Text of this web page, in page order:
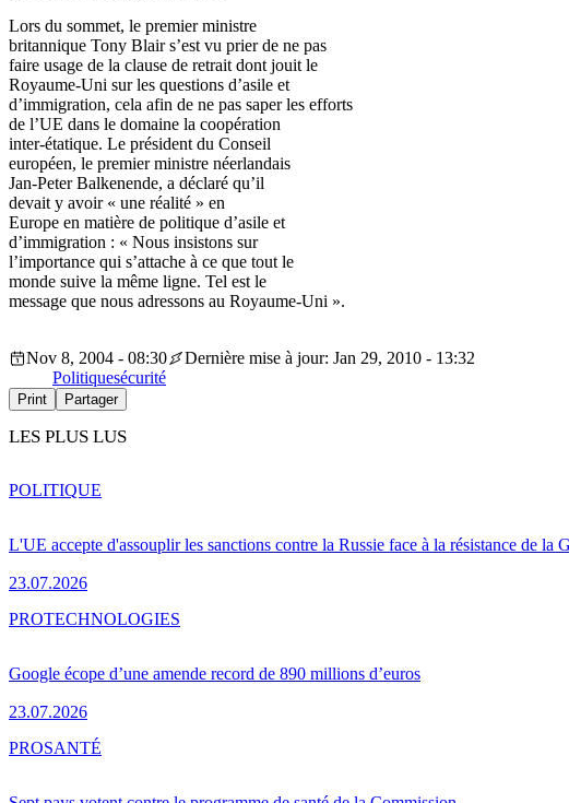
Lors du sommet, le premier ministre
britannique Tony Blair s’est vu prier de ne pas
faire usage de la clause de retrait dont jouit le
Royaume-Uni sur les questions d’asile et
d’immigration, cela afin de ne pas saper les efforts
de l’UE dans le domaine la coopération
inter-étatique. Le président du Conseil
européen, le premier ministre néerlandais
Jan-Peter Balkenende, a déclaré qu’il
devait y avoir « une réalité » en
Europe en matière de politique d’asile et
d’immigration : « Nous insistons sur
l’importance qui s’attache à ce que tout le
monde suive la même ligne. Tel est le
message que nous adressons au Royaume-Uni ».
Nov 8, 2004 - 08:30
Dernière mise à jour: Jan 29, 2010 - 13:32
Politiquesécurité
Print Partager
LES PLUS LUS
L'UE accepte d'assouplir les sanctions contre la Russie face à la résistance de la
23.07.2026
POLITIQUE
Google écope d’une amende record de 890 millions d’euros
23.07.2026
PROTECHNOLOGIES
PROSANTÉ